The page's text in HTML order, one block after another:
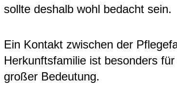
sollte deshalb wohl bedacht sein.
Ein Kontakt zwischen der
Herkunftsfamilie ist besonders
großer Bedeutung.